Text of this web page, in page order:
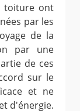
toiture ont
par les
de la
par une
de ces
sur le
et ne
d'énergie.